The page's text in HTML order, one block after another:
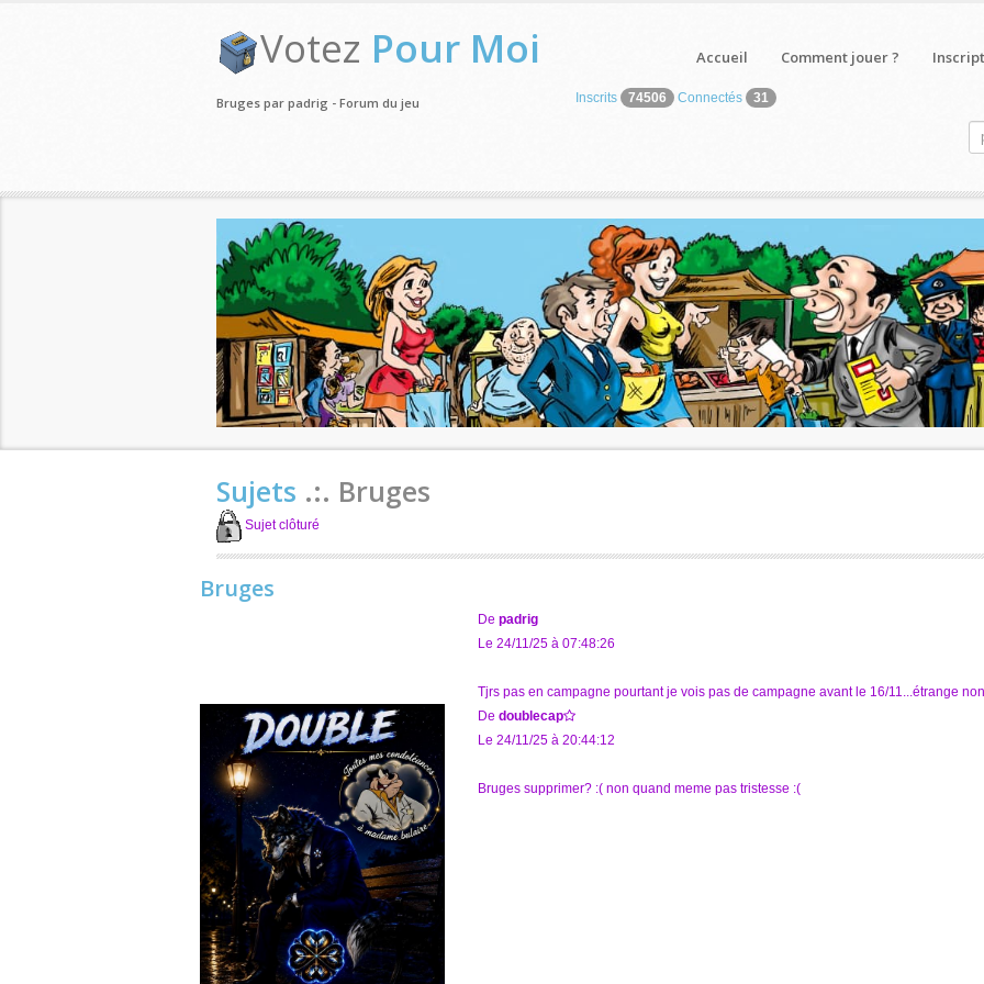
Votez Pour Moi
Bruges par padrig - Forum du jeu
Accueil Comment jouer ?
Inscrits 74506 Connectés 31
Sujets .:. Bruges
Sujet clôturé
Bruges
De padrig
Le 24/11/25 à 07:48:26
Tjrs pas en campagne pourtant je vois pas de campagne avant le 16/11...étrange
De doublecap
Le 24/11/25 à 20:44:12
Bruges supprimer? :( non quand meme pas tristesse :(